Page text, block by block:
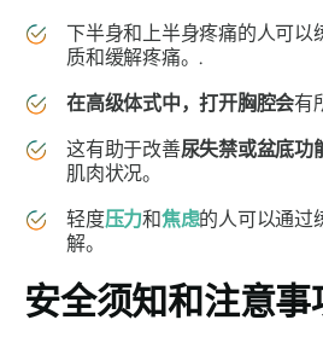
下半身和上半身疼痛的人可以
质和缓解疼痛。.
在高级体式中，打开胸腔会有
这有助于改善尿失禁或盆底功
肌肉状况。
轻度压力和焦虑的人可以通过
解。
安全须知和注意事